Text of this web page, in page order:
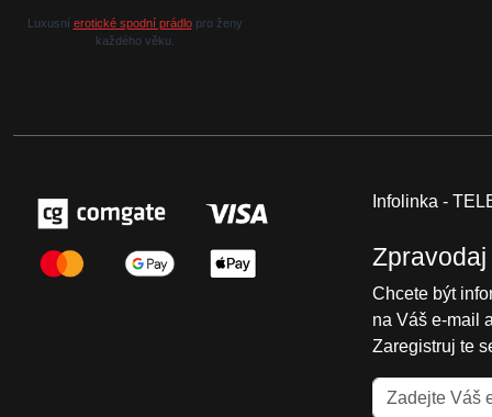
Luxusní erotické spodní prádlopro ženy
každého věku.
Infolinka -
Zpravodaj
Chcete být
na Váš e-mail
Zaregistruj te